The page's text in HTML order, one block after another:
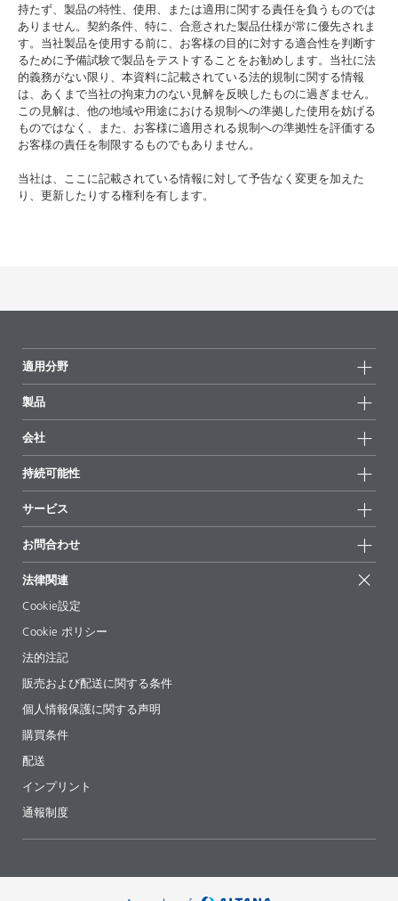
持たず、製品の特性、使用、または適用に関する責任を負うものでは
ありません。契約条件、特に、合意された製品仕様が常に優先されま
す。当社製品を使用する前に、お客様の目的に対する適合性を判断す
るために予備試験で製品をテストすることをお勧めします。当社に法
的義務がない限り、本資料に記載されている法的規制に関する情報
は、あくまで当社の拘束力のない見解を反映したものに過ぎません。
この見解は、他の地域や用途における規制への準拠した使用を妨げる
ものではなく、また、お客様に適用される規制への準拠性を評価する
お客様の責任を制限するものでもありません。
当社は、ここに記載されている情報に対して予告なく変更を加えた
り、更新したりする権利を有します。
適用分野
製品
全製品
ハイライト
会社
ニュース
拠点と販売代理店
展示会 & イベント
経営陣
持続可能性
持続可能な製品
サクセスストーリー
EcoVadis
証明書
サービス
配合の出発点
論文記事
ebooks(電子書籍)
法令情報
添加剤ガイドアプリ
ビデオ
ダウンロード
お問合わせ
法律関連
Cookie設定
Cookie ポリシー
法的注記
販売および配送に関する条件
個人情報保護に関する声明
購買条件
配送
インプリント
通報制度